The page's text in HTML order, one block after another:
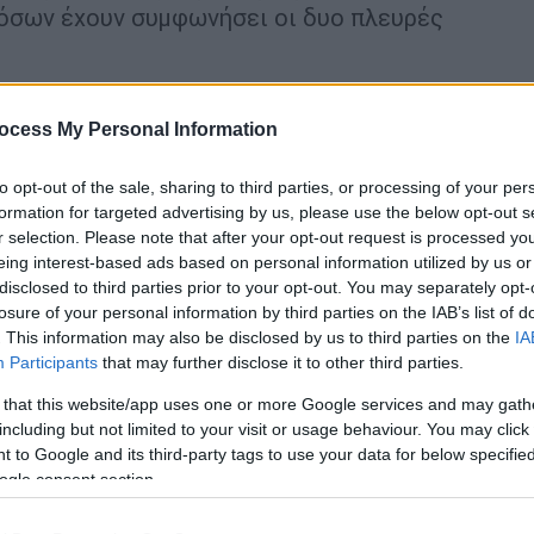
My Personal Information
opt-out of the sale, sharing to third parties, or processing of your
for targeted advertising by us, please use the below opt-out
selection. Please note that after your opt-out request is processed
interest-based ads based on personal information utilized by us
to third parties prior to your opt-out. You may separately
of your personal information by third parties on the IAB’s list of
This information may also be disclosed by us to third parties on the
Participants that may further disclose it to other third parties.
that this website/app uses one or more Google services and may
but not limited to your visit or usage behaviour. You may
to Google and its third-party tags to use your data for below
consent section.
έχουν συμφωνήσει οι δυο πλευρές
η ιστορική εμπορική
δεσμεύσεις
δισ. επενδύσεις στις ΗΠΑ τώρα,
μέτρα (...) για
και εθνική ασφάλειά